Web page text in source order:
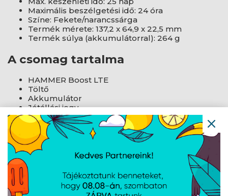
Maximális beszélgetési idő: 24 óra
Színe: Fekete/narancssárga
Termék mérete: 137,2 x 64,9 x 22,5 mm
Termék súlya (akkumulátorral): 264 g
A csomag tartalma
HAMMER Boost LTE
Töltő
Akkumulátor
Jótállási jegy
Felhasználói kézikönyv
AJÁNLATUNKBÓL